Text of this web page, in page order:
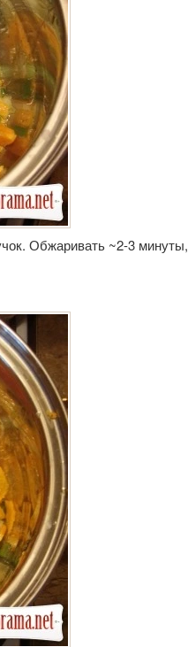
Обжаривать ~2-3 минуты,